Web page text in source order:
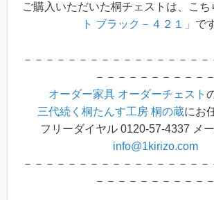
ご購入いただいた桐チェストは、こち
ト ブラック－４２１」 で
－－－－－－－－－－－－－－－－－
－－－－－－－－－－－
オーダー家具 オーダーチェスト
三代続く桐たんす工房 桐の蔵にお
フリーダイヤル 0120-57-4337 メ
info@1kirizo.com
－－－－－－－－－－－－－－－－－
－－－－－－－－－－－